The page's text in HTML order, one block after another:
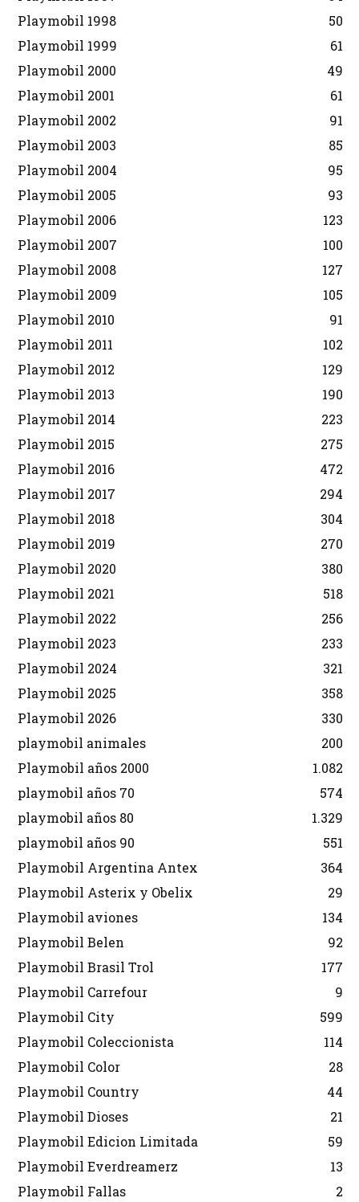
Playmobil 1998
50
Playmobil 1999
61
Playmobil 2000
49
Playmobil 2001
61
Playmobil 2002
91
Playmobil 2003
85
Playmobil 2004
95
Playmobil 2005
93
Playmobil 2006
123
Playmobil 2007
100
Playmobil 2008
127
Playmobil 2009
105
Playmobil 2010
91
Playmobil 2011
102
Playmobil 2012
129
Playmobil 2013
190
Playmobil 2014
223
Playmobil 2015
275
Playmobil 2016
472
Playmobil 2017
294
Playmobil 2018
304
Playmobil 2019
270
Playmobil 2020
380
Playmobil 2021
518
Playmobil 2022
256
Playmobil 2023
233
Playmobil 2024
321
Playmobil 2025
358
Playmobil 2026
330
playmobil animales
200
Playmobil años 2000
1.082
playmobil años 70
574
playmobil años 80
1.329
playmobil años 90
551
Playmobil Argentina Antex
364
Playmobil Asterix y Obelix
29
Playmobil aviones
134
Playmobil Belen
92
Playmobil Brasil Trol
177
Playmobil Carrefour
9
Playmobil City
599
Playmobil Coleccionista
114
Playmobil Color
28
Playmobil Country
44
Playmobil Dioses
21
Playmobil Edicion Limitada
59
Playmobil Everdreamerz
13
Playmobil Fallas
2